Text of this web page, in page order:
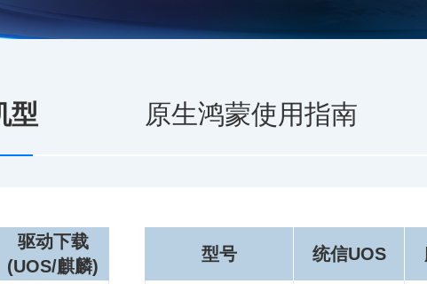
型 原生鸿蒙使用指南
驱动下载
(UOS/麒麟)
型号 统信UOS